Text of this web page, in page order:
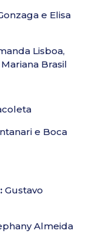
e Elisa
Lisboa,
Brasil
e Boca
Gustavo
Almeida